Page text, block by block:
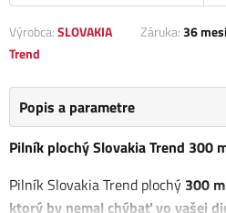
Výrobca:SLOVAKIA
Trend
Záruka:36
Popis a parametre
Pilník plochý Slovakia Trend 300
Pilník Slovakia Trend plochý 300
ktorý by nemal chýbať vo vašej